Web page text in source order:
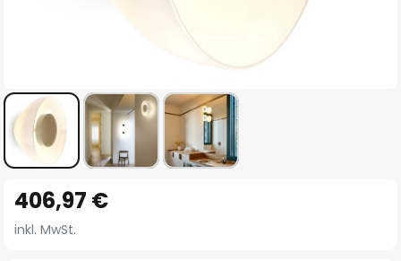
Anfang
der
406,97 €
inkl. MwSt.